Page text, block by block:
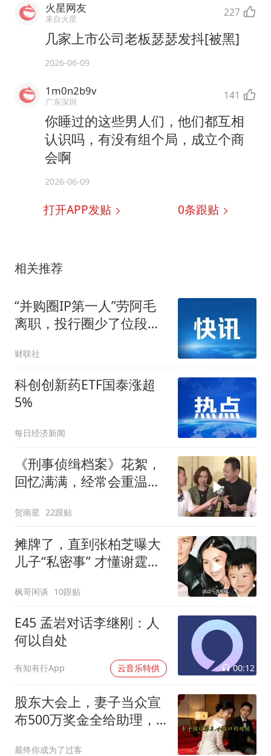
火星网友
来自火星 227
几家上市公司老板瑟瑟发抖[被黑]
2026-06-09
1m0n2b9v
广东深圳 141
你睡过的这些男人们，他们都互相
认识吗，有没有组个局，成立个商
会啊
2026-06-09
打开APP发贴 0条跟贴
相关推荐
“并购圈IP第一人”劳阿毛
离职，投行圈少了位段子
财联社
科创创新药ETF国泰涨超
5%
每日经济新闻
《刑事侦缉档案》花絮，
回忆满满，经常会重温的
贺南星 22跟贴
摊牌了，直到张柏芝曝大
儿子“私密事” 才懂谢霆锋
枫哥闲谈 10跟贴
E45 孟岩对话李继刚：人
何以自处
有知有行App 云音乐特供 00:12
股东大会上，妻子当众宣
布500万奖金全给助理，
最终你成为了过客